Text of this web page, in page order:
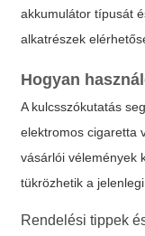
akkumulátor típusát
alkatrészek
Hogyan
A kulcsszókutatás
elektromos cigaretta
vásárlói vélemények
tükrözhetik a
Rendelési tippek